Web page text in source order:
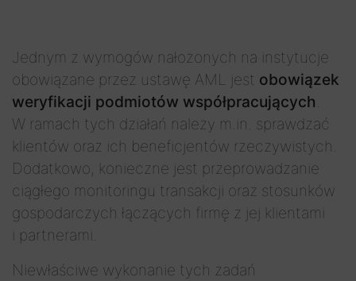
Jednym z wymogów nałożonych na instytucje
obowiązane przez ustawę AML jest obowiązek
weryfikacji podmiotów współpracujących.
W ramach tych działań należy m.in. sprawdzać
klientów oraz ich beneficjentów rzeczywistych.
Dodatkowo, konieczne jest przeprowadzanie
ciągłego monitoringu transakcji oraz stosunków
gospodarczych łączących firmę z jej klientami
i partnerami.
Niewłaściwe wykonanie tych zadań